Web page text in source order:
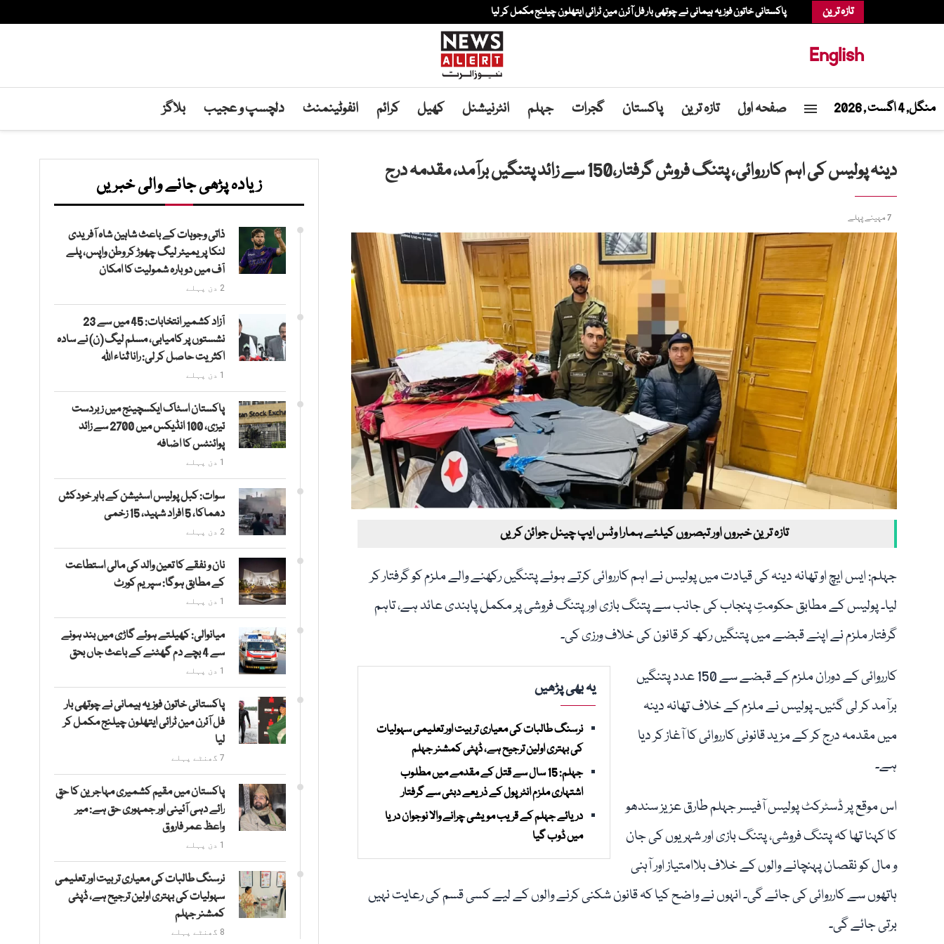
تازہ ترین پاکستانی خاتون فوزیہ ہیمانی نے چوتھی بار فل آئرن مین ٹرائی ایتھلون چیلنج مکمل کر لیا
English
منگل, 4 اگست , 2026 صفحہ اول تازہ ترین پاکستان گجرات جہلم انٹرنیشنل کھیل کرائم انفوٹینمنٹ دلچسپ و عجیب بلاگز
دینہ پولیس کی اہم کارروائی، پتنگ فروش گرفتار،150 سے زائد پتنگیں برآمد، مقدمہ درج
7 مہینے پہلے
تازہ ترین خبروں اور تبصروں کیلئے ہمارا وٹس ایپ چینل جوائن کریں
جہلم: ایس ایچ او تھانہ دینہ کی قیادت میں پولیس نے اہم کارروائی کرتے ہوئے پتنگیں رکھنے والے ملزم کو گرفتار کر
لیا۔ پولیس کے مطابق حکومتِ پنجاب کی جانب سے پتنگ بازی اور پتنگ فروشی پر مکمل پابندی عائد ہے، تاہم
گرفتار ملزم نے اپنے قبضے میں پتنگیں رکھ کر قانون کی خلاف ورزی کی۔
یہ بھی پڑھیں
نرسنگ طالبات کی معیاری تربیت اور تعلیمی سہولیات
کی بہتری اولین ترجیح ہے، ڈپٹی کمشنر جہلم
جہلم: 15 سال سے قتل کے مقدمے میں مطلوب
اشتہاری ملزم انٹرپول کے ذریعے دبئی سے گرفتار
دریائے جہلم کے قریب مویشی چرانے والا نوجوان دریا
میں ڈوب گیا
کارروائی کے دوران ملزم کے قبضے سے 150 عدد پتنگیں
برآمد کر لی گئیں۔ پولیس نے ملزم کے خلاف تھانہ دینہ
میں مقدمہ درج کر کے مزید قانونی کارروائی کا آغاز کر دیا
ہے۔
اس موقع پر ڈسٹرکٹ پولیس آفیسر جہلم طارق عزیز سندھو
کا کہنا تھا کہ پتنگ فروشی، پتنگ بازی اور شہریوں کی جان
و مال کو نقصان پہنچانے والوں کے خلاف بلاامتیاز اور آہنی
ہاتھوں سے کارروائی کی جائے گی۔ انہوں نے واضح کیا کہ قانون شکنی کرنے والوں کے لیے کسی قسم کی رعایت نہیں
برتی جائے گی۔
زیادہ پڑھی جانے والی خبریں
ذاتی وجوہات کے باعث شاہین شاہ آفریدی
لنکا پریمیئر لیگ چھوڑ کر وطن واپس، پلے
آف میں دوبارہ شمولیت کا امکان
2 دن پہلے
آزاد کشمیر انتخابات: 45 میں سے 23
نشستوں پر کامیابی، مسلم لیگ (ن) نے سادہ
اکثریت حاصل کر لی: رانا ثناء اللہ
1 دن پہلے
پاکستان اسٹاک ایکسچینج میں زبردست
تیزی، 100 انڈیکس میں 2700 سے زائد
پوائنٹس کا اضافہ
1 دن پہلے
سوات: کبل پولیس اسٹیشن کے باہر خودکش
دھماکا، 5 افراد شہید، 15 زخمی
2 دن پہلے
نان و نفقے کا تعین والد کی مالی استطاعت
کے مطابق ہوگا: سپریم کورٹ
1 دن پہلے
میانوالی: کھیلتے ہوئے گاڑی میں بند ہونے
سے 4 بچے دم گھٹنے کے باعث جاں بحق
1 دن پہلے
پاکستانی خاتون فوزیہ ہیمانی نے چوتھی بار
فل آئرن مین ٹرائی ایتھلون چیلنج مکمل کر
لیا
7 گھنٹے پہلے
پاکستان میں مقیم کشمیری مہاجرین کا حقِ
رائے دہی آئینی اور جمہوری حق ہے: میر
واعظ عمر فاروق
1 دن پہلے
نرسنگ طالبات کی معیاری تربیت اور تعلیمی
سہولیات کی بہتری اولین ترجیح ہے، ڈپٹی
کمشنر جہلم
8 گھنٹے پہلے